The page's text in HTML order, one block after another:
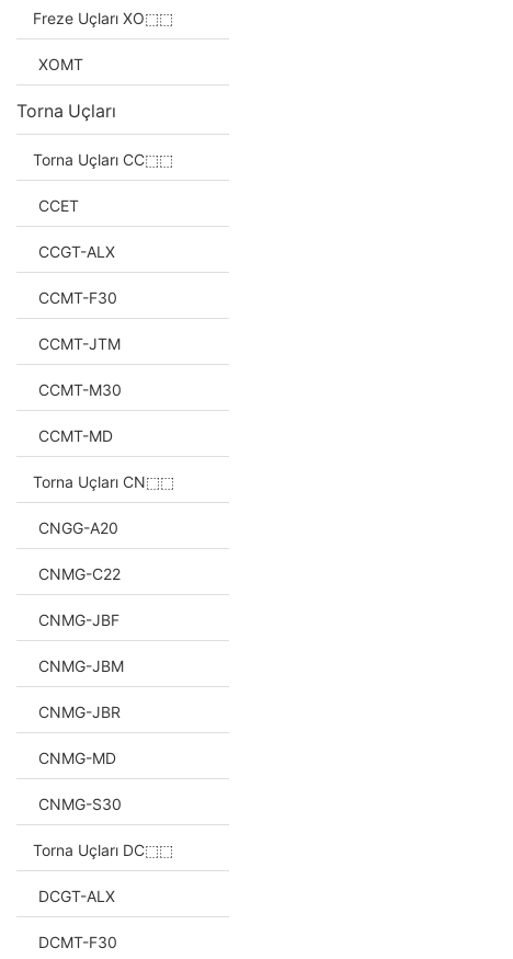
Freze Uçları XO⬚⬚
XOMT
Torna Uçları
Torna Uçları CC⬚⬚
CCET
CCGT-ALX
CCMT-F30
CCMT-JTM
CCMT-M30
CCMT-MD
Torna Uçları CN⬚⬚
CNGG-A20
CNMG-C22
CNMG-JBF
CNMG-JBM
CNMG-JBR
CNMG-MD
CNMG-S30
Torna Uçları DC⬚⬚
DCGT-ALX
DCMT-F30